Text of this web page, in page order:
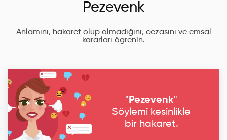
Pezevenk
Anlamını, hakaret olup olmadığını, cezasını ve emsal
kararları ögrenin.
"Pezevenk"
Söylemi kesinlikle
bir hakaret.